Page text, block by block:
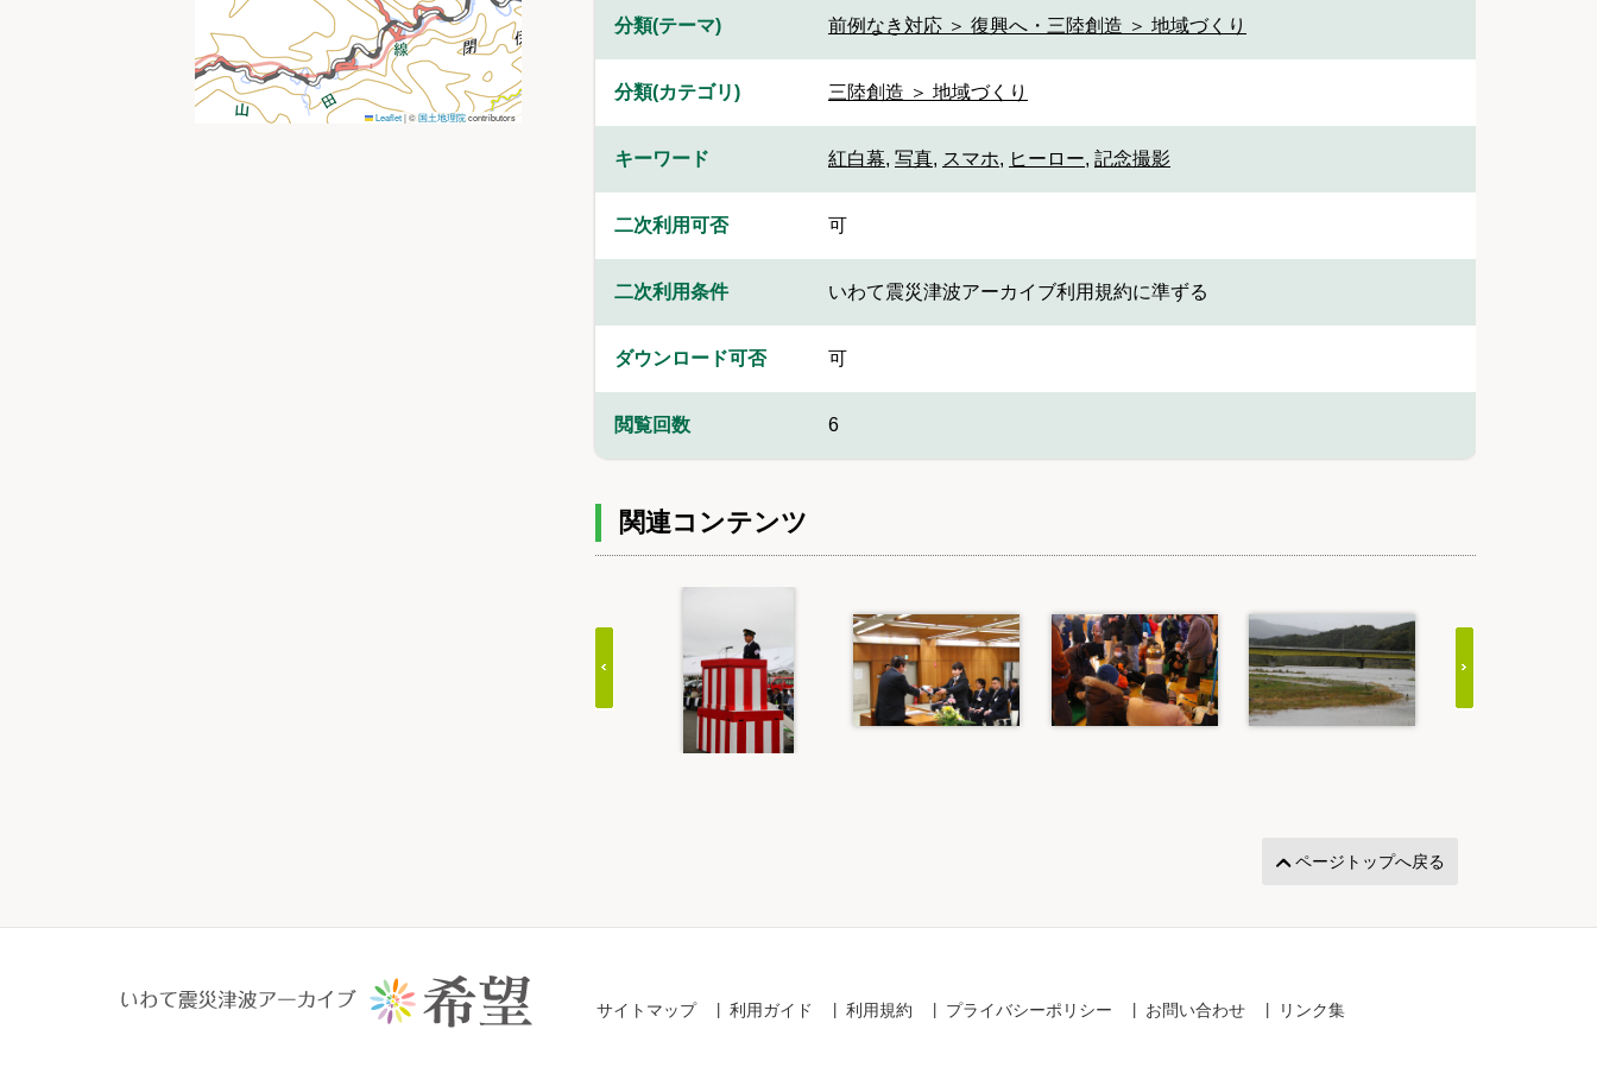
Leaflet|©国土地理院contributors
分類(テーマ) 前例なき対応 ＞ 復興へ・三陸創造 ＞ 地域づくり
分類(カテゴリ) 三陸創造 ＞ 地域づくり
キーワード 紅白幕, 写真, スマホ, ヒーロー, 記念撮影
二次利用可否 可
二次利用条件 いわて震災津波アーカイブ利用規約に準ずる
ダウンロード可否 可
閲覧回数 6
関連コンテンツ
ページトップへ戻る
サイトマップ 利用ガイド 利用規約 プライバシーポリシー お問い合わせ リンク集